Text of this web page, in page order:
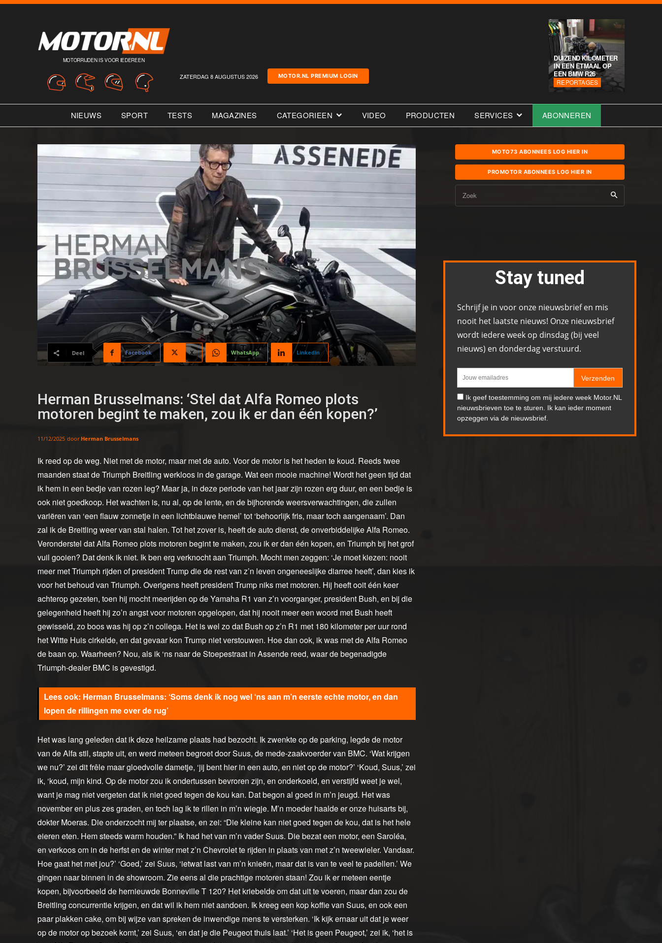
MOTORRIJDEN IS VOOR IEDEREEN
ZATERDAG 8 AUGUSTUS 2026 MOTOR.NL PREMIUM LOGIN
DUIZEND KILOMETER
IN EEN ETMAAL OP
EEN BMW R26
REPORTAGES
NIEUWS SPORT TESTS MAGAZINES CATEGORIEEN VIDEO PRODUCTEN SERVICES ABONNEREN
Deel Facebook X WhatsApp Linkedin
Herman Brusselmans: ‘Stel dat Alfa Romeo plots
motoren begint te maken, zou ik er dan één kopen?’
11/12/2025 door Herman Brusselmans
Ik reed op de weg. Niet met de motor, maar met de auto. Voor de motor is het heden te koud. Reeds twee
maanden staat de Triumph Breitling werkloos in de garage. Wat een mooie machine! Wordt het geen tijd dat
ik hem in een bedje van rozen leg? Maar ja, in deze periode van het jaar zijn rozen erg duur, en een bedje is
ook niet goedkoop. Het wachten is, nu al, op de lente, en de bijhorende weersverwachtingen, die zullen
variëren van ‘een flauw zonnetje in een lichtblauwe hemel’ tot ‘behoorlijk fris, maar toch aangenaam’. Dan
zal ik de Breitling weer van stal halen. Tot het zover is, heeft de auto dienst, de onverbiddelijke Alfa Romeo.
Veronderstel dat Alfa Romeo plots motoren begint te maken, zou ik er dan één kopen, en Triumph bij het grof
vuil gooien? Dat denk ik niet. Ik ben erg verknocht aan Triumph. Mocht men zeggen: ‘Je moet kiezen: nooit
meer met Triumph rijden of president Trump die de rest van z’n leven ongeneeslijke diarree heeft’, dan kies ik
voor het behoud van Triumph. Overigens heeft president Trump niks met motoren. Hij heeft ooit één keer
achterop gezeten, toen hij mocht meerijden op de Yamaha R1 van z’n voorganger, president Bush, en bij die
gelegenheid heeft hij zo’n angst voor motoren opgelopen, dat hij nooit meer een woord met Bush heeft
gewisseld, zo boos was hij op z’n collega. Het is wel zo dat Bush op z’n R1 met 180 kilometer per uur rond
het Witte Huis cirkelde, en dat gevaar kon Trump niet verstouwen. Hoe dan ook, ik was met de Alfa Romeo
de baan op. Waarheen? Nou, als ik ‘ns naar de Stoepestraat in Assende reed, waar de begenadigde
Triumph-dealer BMC is gevestigd.
Herman Brusselmans: ‘Soms denk ik nog wel ‘ns aan m’n eerste echte motor, en dan
lopen de rillingen me over de rug’
Het was lang geleden dat ik deze heilzame plaats had bezocht. Ik zwenkte op de parking, legde de motor
van de Alfa stil, stapte uit, en werd meteen begroet door Suus, de mede-zaakvoerder van BMC. ‘Wat krijgen
we nu?’ zei dit frêle maar gloedvolle dametje, ‘jij bent hier in een auto, en niet op de motor?’ ‘Koud, Suus,’ zei
ik, ‘koud, mijn kind. Op de motor zou ik ondertussen bevroren zijn, en onderkoeld, en verstijfd weet je wel,
want je mag niet vergeten dat ik niet goed tegen de kou kan. Dat begon al goed in m’n jeugd. Het was
november en plus zes graden, en toch lag ik te rillen in m’n wiegje. M’n moeder haalde er onze huisarts bij,
dokter Moeras. Die onderzocht mij ter plaatse, en zei: “Die kleine kan niet goed tegen de kou, dat is het hele
eieren eten. Hem steeds warm houden.” Ik had het van m’n vader Suus. Die bezat een motor, een Saroléa,
en verkoos om in de herfst en de winter met z’n Chevrolet te rijden in plaats van met z’n tweewieler. Vandaar.
Hoe gaat het met jou?’ ‘Goed,’ zei Suus, ‘ietwat last van m’n knieën, maar dat is van te veel te padellen.’ We
gingen naar binnen in de showroom. Zie eens al die prachtige motoren staan! Zou ik er meteen eentje
kopen, bijvoorbeeld de hernieuwde Bonneville T 120? Het kriebelde om dat uit te voeren, maar dan zou de
Breitling concurrentie krijgen, en dat wil ik hem niet aandoen. Ik kreeg een kop koffie van Suus, en ook een
paar plakken cake, om bij wijze van spreken de inwendige mens te versterken. ‘Ik kijk ernaar uit dat je weer
op de motor op bezoek komt,’ zei Suus, ‘en dat je die Peugeot thuis laat.’ ‘Het is geen Peugeot,’ zei ik, ‘het is
MOTO73 ABONNEES LOG HIER IN
PROMOTOR ABONNEES LOG HIER IN
Zoek
Stay tuned
Schrijf je in voor onze nieuwsbrief en mis
nooit het laatste nieuws! Onze nieuwsbrief
wordt iedere week op dinsdag (bij veel
nieuws) en donderdag verstuurd.
Verzenden
Ik geef toestemming om mij iedere week Motor.NL
nieuwsbrieven toe te sturen. Ik kan ieder moment
opzeggen via de nieuwsbrief.